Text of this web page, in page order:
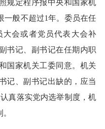
规定程序报中央和国家机
一般不超过1年。委员在任
会或者党员代表大会补
书记、副书记在任期内职
国家机关工委同意。机关
记、副书记出缺的，应当
真落实党内选举制度，机